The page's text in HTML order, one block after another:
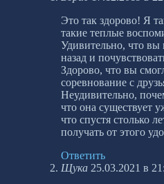
Это так здорово! Я
такие теплые
Удивительно, что вы
назад и
Здорово, что вы
соревнование с
Неудивительно,
что она существует
что спустя столько
получать от этого
Ответить
Щука 25.03.2021 в